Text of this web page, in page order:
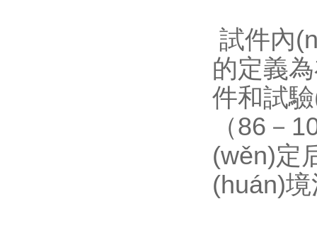
試件內
的定義
件和試
（86－
(wěn)定
(huán)